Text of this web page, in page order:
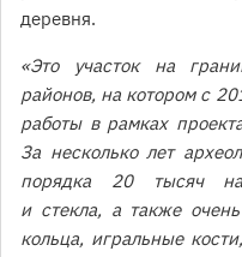
деревня.
«Это участок на
районов, на котором с
работы в рамках
За несколько лет
порядка 20 тысяч
и стекла, а также
кольца, игральные